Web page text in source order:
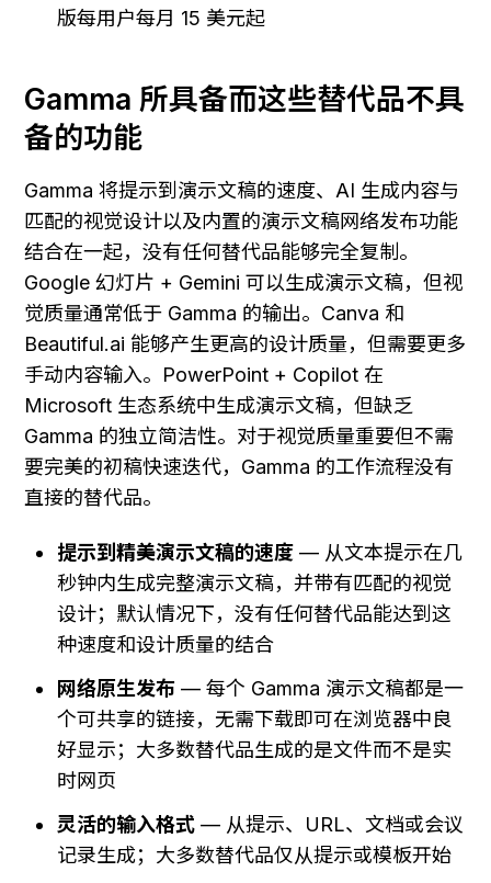
版每用户每月 15 美元起
Gamma 所具备而这些替代品不具
备的功能
Gamma 将提示到演示文稿的速度、AI 生成内容与
匹配的视觉设计以及内置的演示文稿网络发布功能
结合在一起，没有任何替代品能够完全复制。
Google 幻灯片 + Gemini 可以生成演示文稿，但视
觉质量通常低于 Gamma 的输出。Canva 和
Beautiful.ai 能够产生更高的设计质量，但需要更多
手动内容输入。PowerPoint + Copilot 在
Microsoft 生态系统中生成演示文稿，但缺乏
Gamma 的独立简洁性。对于视觉质量重要但不需
要完美的初稿快速迭代，Gamma 的工作流程没有
直接的替代品。
提示到精美演示文稿的速度 — 从文本提示在几
秒钟内生成完整演示文稿，并带有匹配的视觉
设计；默认情况下，没有任何替代品能达到这
种速度和设计质量的结合
网络原生发布 — 每个 Gamma 演示文稿都是一
个可共享的链接，无需下载即可在浏览器中良
好显示；大多数替代品生成的是文件而不是实
时网页
灵活的输入格式 — 从提示、URL、文档或会议
记录生成；大多数替代品仅从提示或模板开始